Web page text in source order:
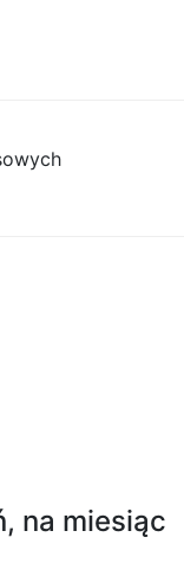
na miesiąc